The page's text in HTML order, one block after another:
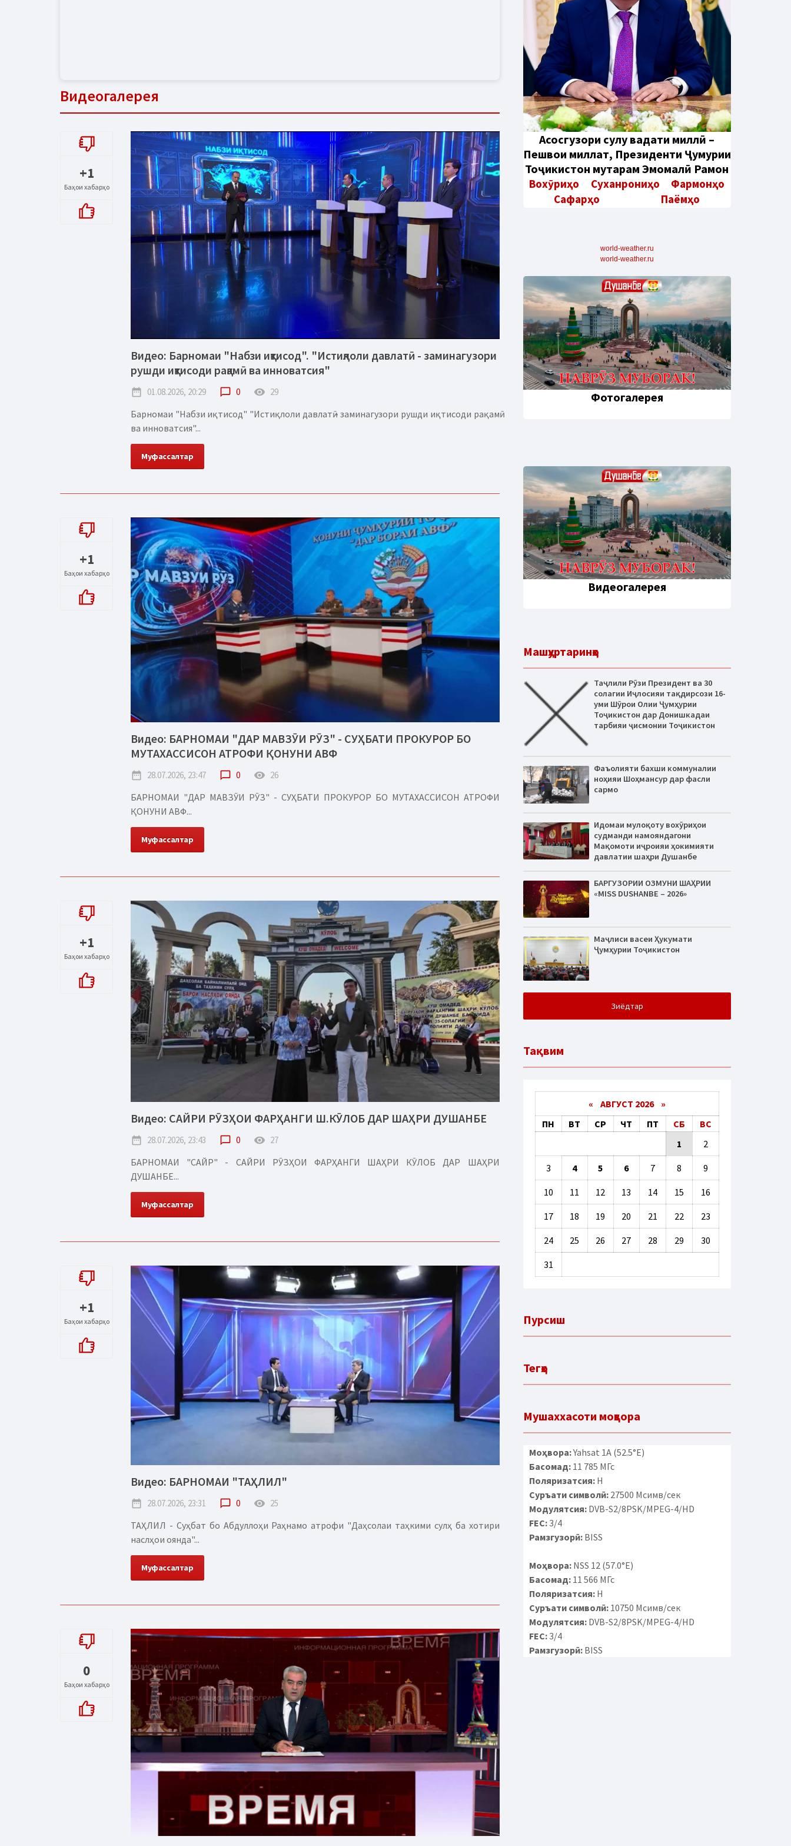
Видеогалерея
+1
Баҳои хабарҳо
Видео: Барномаи "Набзи иқтисод". "Истиқлоли давлатӣ - заминагузори
рушди иқтисоди рақамӣ ва инноватсия"
date_range 01.08.2026, 20:29 chat_bubble_outline 0 remove_red_eye 29
Барномаи "Набзи иқтисод" "Истиқлоли давлатӣ - заминагузори рушди иқтисоди рақамӣ
ва инноватсия"...
Муфассалтар
+1
Баҳои хабарҳо
Видео: БАРНОМАИ "ДАР МАВЗӮИ РӮЗ" - СУҲБАТИ ПРОКУРОР БО
МУТАХАССИСОН АТРОФИ ҚОНУНИ АВФ
date_range 28.07.2026, 23:47 chat_bubble_outline 0 remove_red_eye 26
БАРНОМАИ "ДАР МАВЗӮИ РӮЗ" - СУҲБАТИ ПРОКУРОР БО МУТАХАССИСОН АТРОФИ
ҚОНУНИ АВФ...
Муфассалтар
+1
Баҳои хабарҳо
Видео: САЙРИ РӮЗҲОИ ФАРҲАНГИ Ш.КӮЛОБ ДАР ШАҲРИ ДУШАНБЕ
date_range 28.07.2026, 23:43 chat_bubble_outline 0 remove_red_eye 27
БАРНОМАИ "САЙР" - САЙРИ РӮЗҲОИ ФАРҲАНГИ ШАҲРИ КӮЛОБ ДАР ШАҲРИ
ДУШАНБЕ...
Муфассалтар
+1
Баҳои хабарҳо
Видео: БАРНОМАИ "ТАҲЛИЛ"
date_range 28.07.2026, 23:31 chat_bubble_outline 0 remove_red_eye 25
ТАҲЛИЛ - Суҳбат бо Абдуллоҳи Раҳнамо атрофи "Даҳсолаи таҳкими сулҳ ба хотири
наслҳои оянда"...
Муфассалтар
0
Баҳои хабарҳо
Aсосгузори сулҳу ваҳдати миллӣ –
Пешвои миллат, Президенти Ҷумҳурии
Тоҷикистон муҳтарам Эмомалӣ Раҳмон
Вохӯриҳо Суханрониҳо
Фармонҳо
Сафарҳо
Паёмҳо
world-weather.ru
world-weather.ru
Фотогалерея
Видеогалерея
Машҳуртаринҳо
Таҷлили Рӯзи Президент ва 30
солагии Иҷлосияи тақдирсози 16-
уми Шӯрои Олии Ҷумҳурии
Тоҷикистон дар Донишкадаи
тарбияи ҷисмонии Тоҷикистон
Фаъолияти бахши коммуналии
ноҳияи Шоҳмансур дар фасли
сармо
Идомаи мулоқоту вохӯриҳои
судманди намояндагони
Мақомоти иҷроияи ҳокимияти
давлатии шаҳри Душанбе
БАРГУЗОРИИ ОЗМУНИ ШАҲРИИ
«MISS DUSHANBE – 2026»
Маҷлиси васеи Ҳукумати
Ҷумҳурии Тоҷикистон
Зиёдтар
Тақвим
« АВГУСТ 2026 »
ПН
ВТ СР ЧТ ПТ СБ
ВС
1
2
3 4 5 6 7 8 9
10 11 12 13 14 15 16
17 18 19 20 21 22 23
24 25 26 27 28 29 30
31
Пурсиш
Тегҳо
Мушаххасоти моҳвора
Моҳвора:Yahsat 1A (52.5°E)
Басомад:11 785 МГс
Поляризатсия:H
Суръати символӣ:27500 Мсимв/сек
Модулятсия:DVB-S2/8PSK/MPEG-4/HD
FEC:3/4
Рамзгузорӣ:BISS
Моҳвора:NSS 12 (57.0°E)
Басомад:11 566 МГс
Поляризатсия:H
Суръати символӣ:10750 Мсимв/сек
Модулятсия:DVB-S2/8PSK/MPEG-4/HD
FEC:3/4
Рамзгузорӣ:BISS